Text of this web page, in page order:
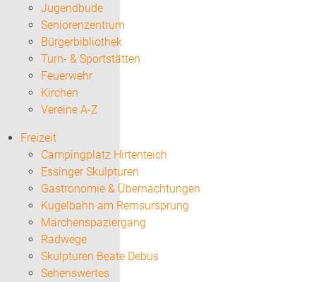
Jugendbude
Seniorenzentrum
Bürgerbibliothek
Turn- & Sportstätten
Feuerwehr
Kirchen
Vereine A-Z
Freizeit
Campingplatz Hirtenteich
Essinger Skulpturen
Gastronomie & Übernachtungen
Kugelbahn am Remsursprung
Märchenspaziergang
Radwege
Skulpturen Beate Debus
Sehenswertes